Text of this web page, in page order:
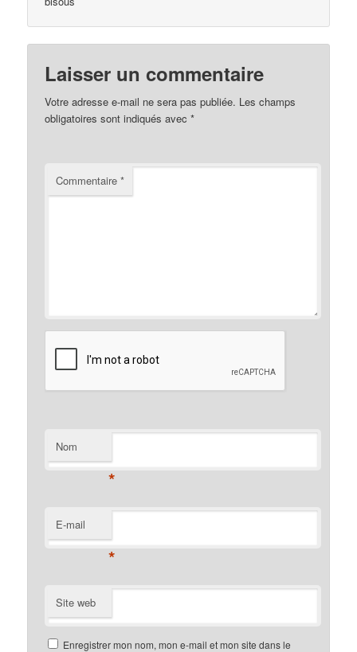
Laisser un commentaire
Votre adresse e-mail ne sera pas publiée. Les champs
obligatoires sont indiqués avec*
Commentaire*
Nom
*
E-mail
*
Site web
Enregistrer mon nom, mon e-mail et mon site dans le